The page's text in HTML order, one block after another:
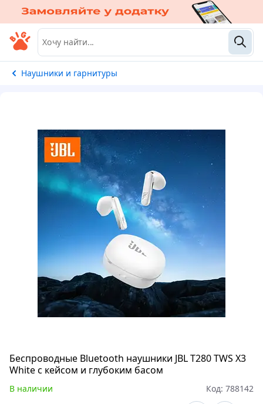
Наушники и гарнитуры
Беспроводные Bluetooth наушники JBL T280 TWS X3
White с кейсом и глубоким басом
В наличии Код: 788142